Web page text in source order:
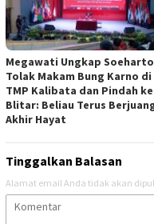
Megawati Ungkap Soeharto
Tolak Makam Bung Karno di
TMP Kalibata dan Pindah ke
Blitar: Beliau Terus
Akhir Hayat
Tinggalkan Balasan
Alamat email Anda tidak akan